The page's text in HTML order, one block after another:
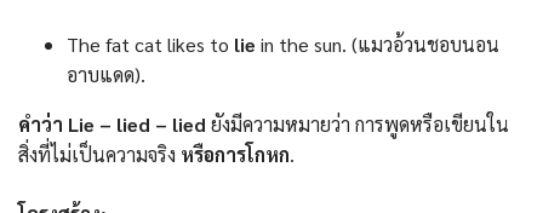
The fat cat likes to lie in the sun. (แมวอ้วนชอบนอน
อาบแดด).
คำว่า Lie – lied – lied ยังมีความหมายว่า การพูดหรือเขียนใน
สิ่งที่ไม่เป็นความจริง หรือการโกหก.